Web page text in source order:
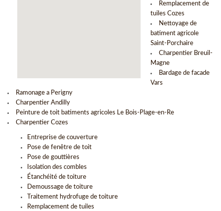
Remplacement de
tuiles Cozes
Nettoyage de
batiment agricole
Saint-Porchaire
Charpentier Breuil-
Magne
Bardage de facade
Vars
Ramonage a Perigny
Charpentier Andilly
Peinture de toit batiments agricoles Le Bois-Plage-en-Re
Charpentier Cozes
Entreprise de couverture
Pose de fenêtre de toit
Pose de gouttières
Isolation des combles
Étanchéité de toiture
Demoussage de toiture
Traitement hydrofuge de toiture
Remplacement de tuiles